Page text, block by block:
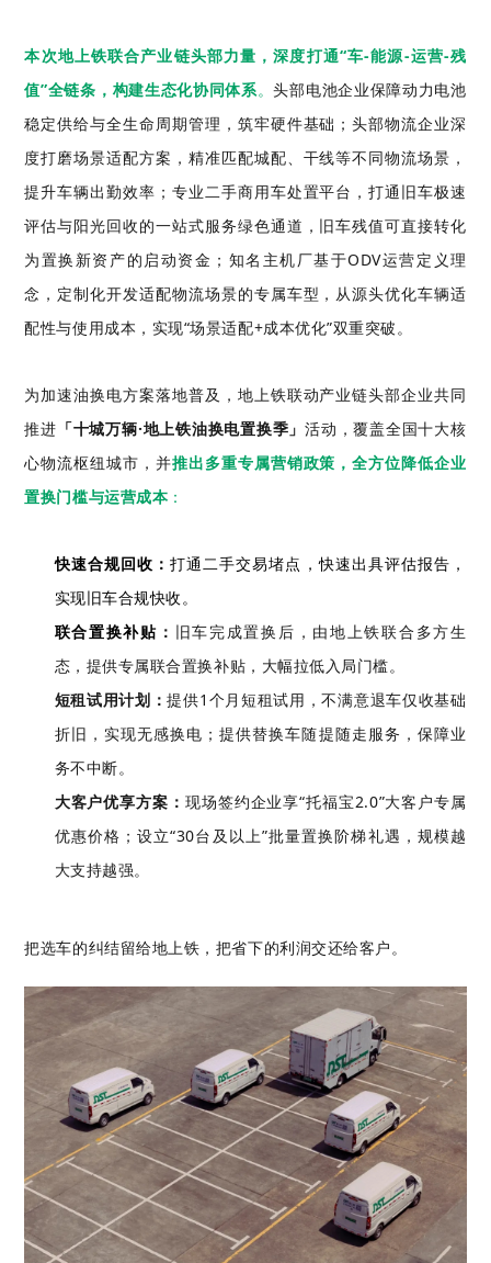
本次地上铁联合产业链头部力量，深度打通“车-能源-运营-残
值”全链条，构建生态化协同体系。头部电池企业保障动力电池
稳定供给与全生命周期管理，筑牢硬件基础；头部物流企业深
度打磨场景适配方案，精准匹配城配、干线等不同物流场景，
提升车辆出勤效率；专业二手商用车处置平台，打通旧车极速
评估与阳光回收的一站式服务绿色通道，旧车残值可直接转化
为置换新资产的启动资金；知名主机厂基于ODV运营定义理
念，定制化开发适配物流场景的专属车型，从源头优化车辆适
配性与使用成本，实现“场景适配+成本优化”双重突破。
为加速油换电方案落地普及，地上铁联动产业链头部企业共同
推进 「十城万辆·地上铁油换电置换季」活动，覆盖全国十大核
心物流枢纽城市，并推出多重专属营销政策，全方位降低企业
置换门槛与运营成本：
快速合规回收：打通二手交易堵点，快速出具评估报告，
实现旧车合规快收。
联合置换补贴 ： 旧车完成置换后，由地上铁联合多方生
态，提供专属联合置换补贴，大幅拉低入局门槛。
短租试用计划：提供1个月短租试用，不满意退车仅收基础
折旧，实现无感换电；提供替换车随提随走服务，保障业
务不中断。
大客户优享方案： 现场签约企业享“托福宝2.0”大客户专属
优惠价格；设立“30台及以上”批量置换阶梯礼遇，规模越
大支持越强。
把选车的纠结留给地上铁，把省下的利润交还给客户。